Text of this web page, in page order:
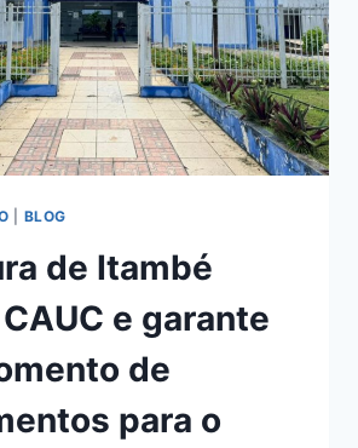
BLOG
de Itambé
e garante
de
para o